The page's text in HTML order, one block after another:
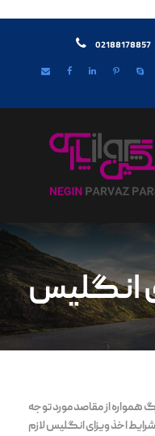
02188178857
انگلیس
همواره از مقاصد مورد توجه
اخذ ویزای انگلیس لازم